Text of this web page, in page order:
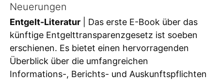
Neuerungen
Entgelt-Literatur | Das erste E-Book über das
künftige Entgelttransparenzgesetz ist soeben
erschienen. Es bietet einen hervorragenden
Überblick über die umfangreichen
Informations-, Berichts- und Auskunftspflichten